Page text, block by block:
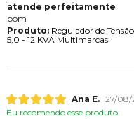
atende perfeitamente
bom
Produto:Regulador de
5,0 - 12 KVA Multimarcas
Ana E. 27/08/
Eu recomendo esse produto.